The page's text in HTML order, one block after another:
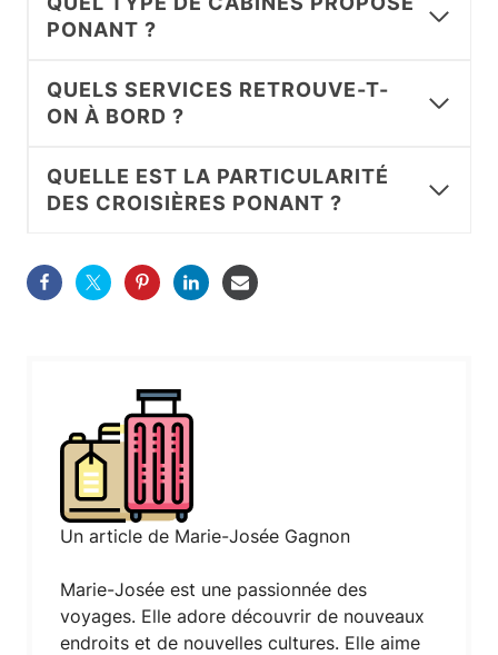
PONANT ?
QUELS SERVICES RETROUVE-T-
ON À BORD ?
QUELLE EST LA PARTICULARITÉ
DES CROISIÈRES PONANT ?
Un article de Marie-Josée Gagnon
Marie-Josée est une passionnée des
voyages. Elle adore découvrir de nouveaux
endroits et de nouvelles cultures. Elle aime